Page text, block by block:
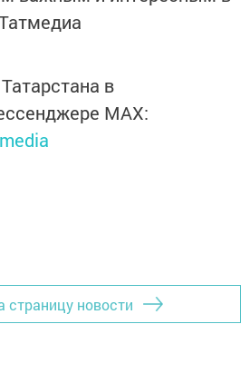
в
MАХ:
страницу новости